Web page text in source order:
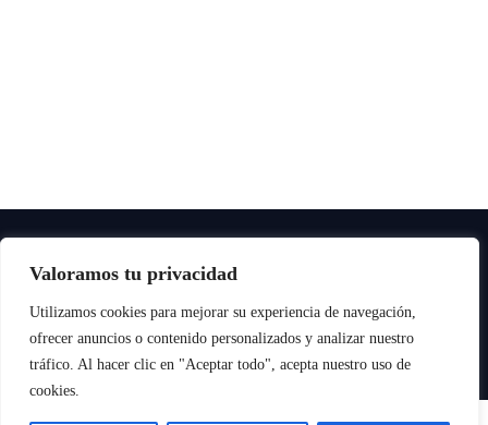
Valoramos tu privacidad
Utilizamos cookies para mejorar su experiencia de navegación,
ofrecer anuncios o contenido personalizados y analizar nuestro
tráfico. Al hacer clic en "Aceptar todo", acepta nuestro uso de
cookies.